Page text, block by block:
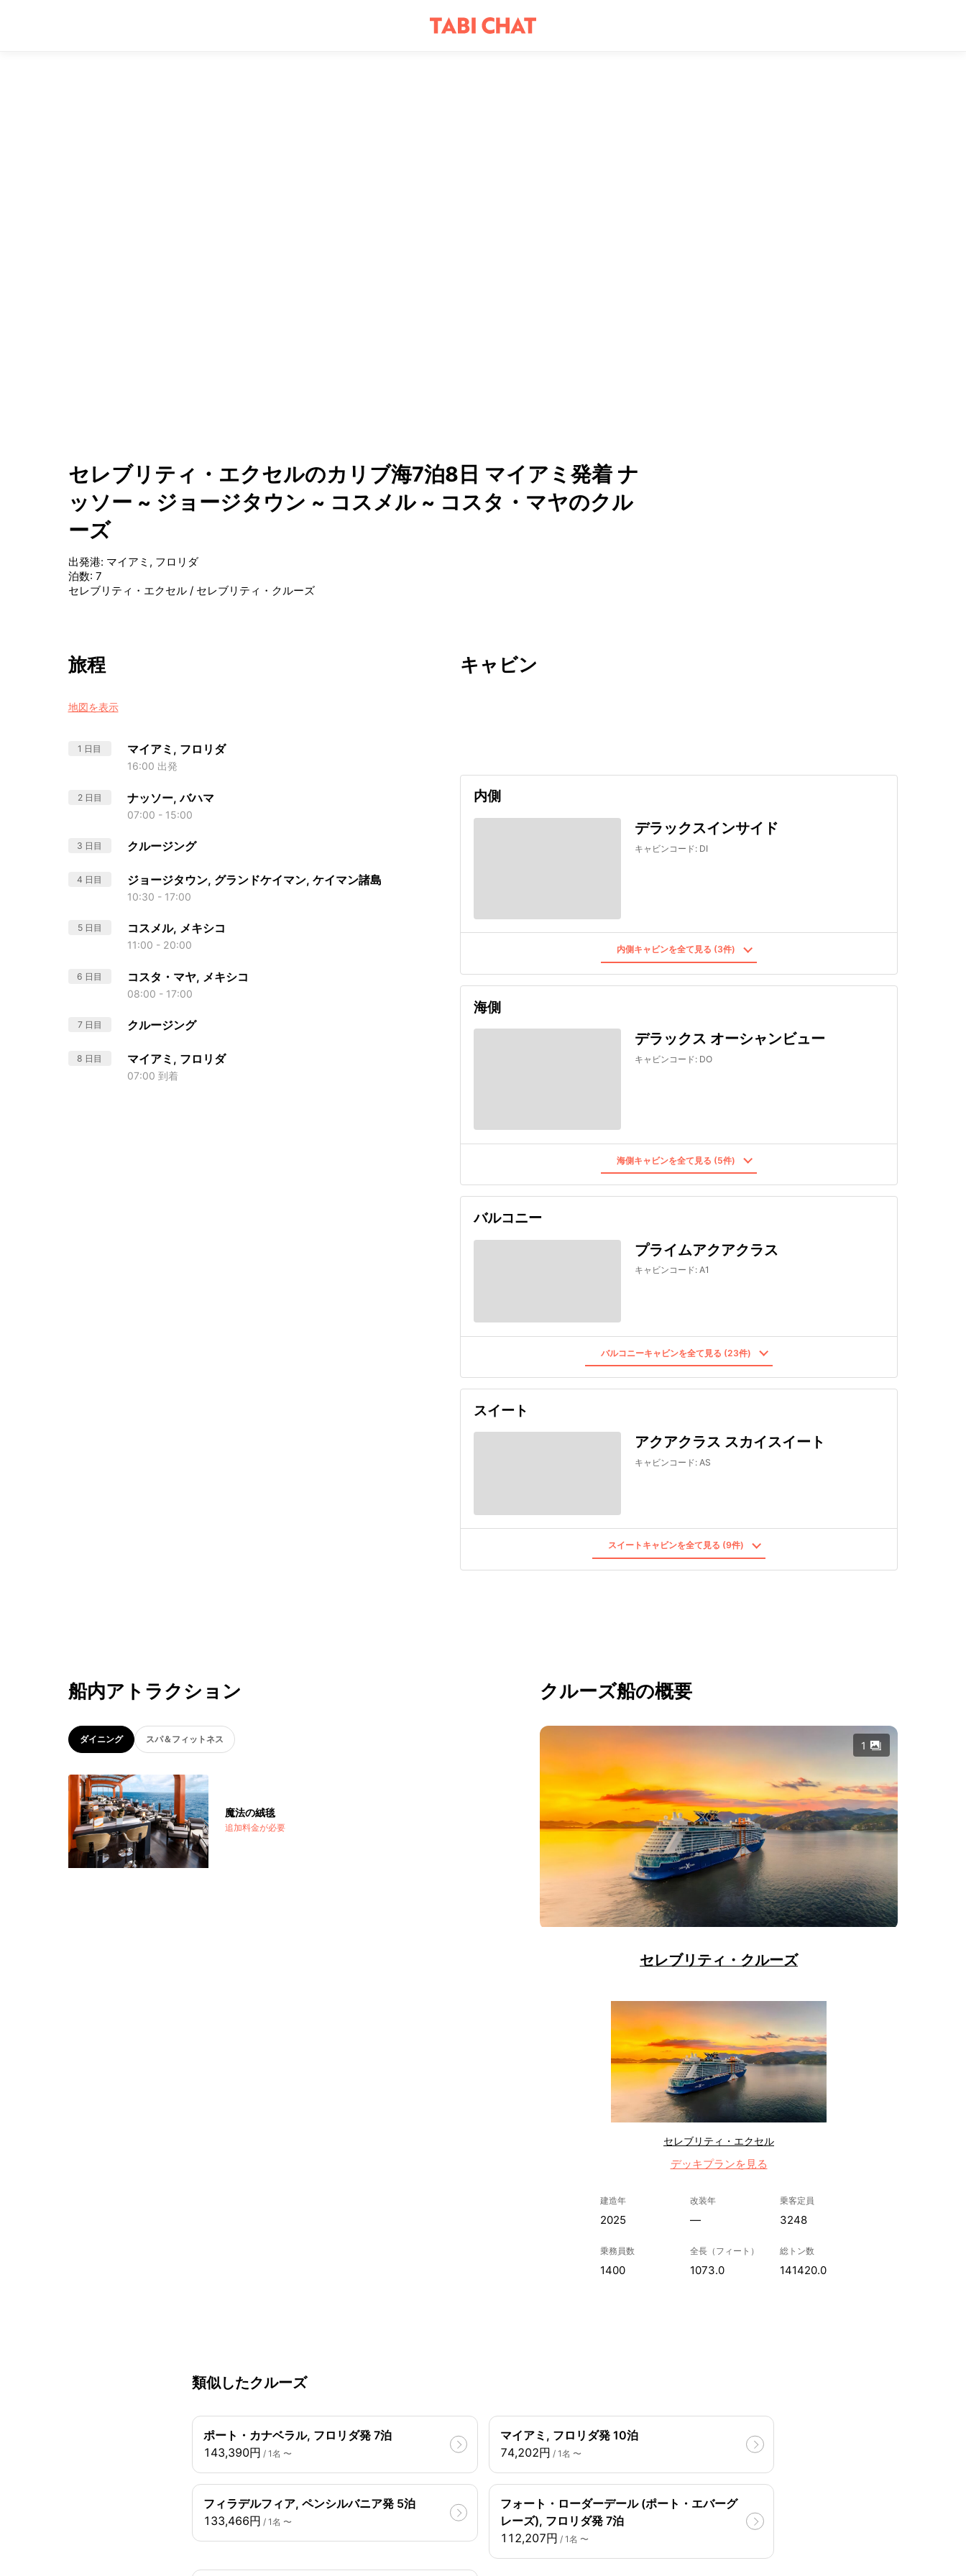
セレブリティ・エクセルのカリブ海7泊8日 マイアミ発着 ナ
ッソー ~ ジョージタウン ~ コスメル ~ コスタ・マヤのクル
ーズ
出発港: マイアミ, フロリダ
泊数: 7
セレブリティ・エクセル/ セレブリティ・クルーズ
旅程
地図を表示
1 日目 マイアミ, フロリダ
16:00 出発
2 日目 ナッソー, バハマ
07:00 - 15:00
3 日目 クルージング
4 日目 ジョージタウン, グランドケイマン, ケイマン諸島
10:30 - 17:00
5 日目 コスメル, メキシコ
11:00 - 20:00
6 日目 コスタ・マヤ, メキシコ
08:00 - 17:00
7 日目 クルージング
8 日目 マイアミ, フロリダ
07:00 到着
キャビン
内側
デラックスインサイド
キャビンコード: DI
内側キャビンを全て見る (3件)
海側
デラックス オーシャンビュー
キャビンコード: DO
海側キャビンを全て見る (5件)
バルコニー
プライムアクアクラス
キャビンコード: A1
バルコニーキャビンを全て見る (23件)
スイート
アクアクラス スカイスイート
キャビンコード: AS
スイートキャビンを全て見る (9件)
船内アトラクション
ダイニング スパ＆フィットネス
魔法の絨毯
追加料金が必要
クルーズ船の概要
1
セレブリティ・クルーズ
セレブリティ・エクセル
デッキプランを見る
建造年
2025
改装年
—
乗客定員
3248
乗務員数
1400
全長（フィート）
1073.0
総トン数
141420.0
類似したクルーズ
ポート・カナベラル, フロリダ発 7泊
143,390円 / 1名 〜
マイアミ, フロリダ発 10泊
74,202円 / 1名 〜
フィラデルフィア, ペンシルバニア発 5泊
133,466円 / 1名 〜
フォート・ローダーデール (ポート・エバーグ
レーズ), フロリダ発 7泊
112,207円 / 1名 〜